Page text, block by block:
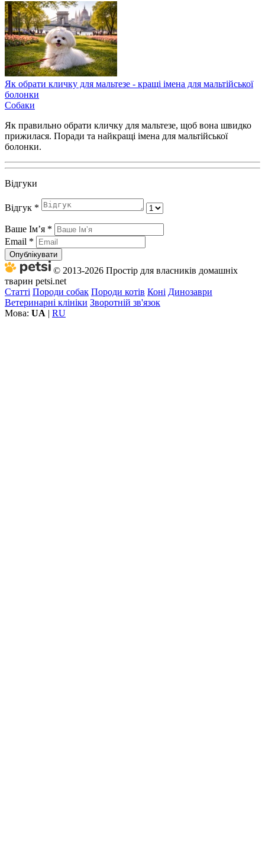
Як обрати кличку для мальтезе - кращі імена для мальтійської
болонки
Собаки
Як правильно обрати кличку для мальтезе, щоб вона швидко
прижилася. Поради та найкращі імена для мальтійської
болонки.
Відгуки
Відгук *
Ваше Імʼя *
Email *
Опублікувати
© 2013-2026 Простір для власників домашніх
тварин petsi.net
Статті Породи собак Породи котів Коні Динозаври
Ветеринарні клініки Зворотній зв'язок
Мова: UA | RU